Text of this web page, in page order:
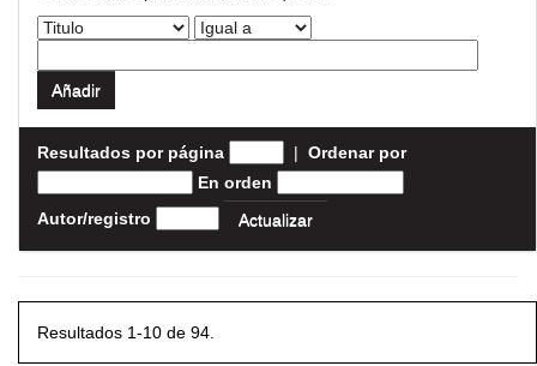
Resultados por página | Ordenar por
En orden
Autor/registro
Resultados 1-10 de 94.